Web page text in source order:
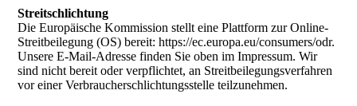
Streitschlichtung
Die Europäische Kommission stellt eine Plattform zur Online-
Streitbeilegung (OS) bereit: https://ec.europa.eu/consumers/odr.
Unsere E-Mail-Adresse finden Sie oben im Impressum. Wir
sind nicht bereit oder verpflichtet, an Streitbeilegungsverfahren
vor einer Verbraucherschlichtungsstelle teilzunehmen.